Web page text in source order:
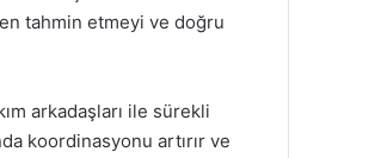
tahmin etmeyi ve doğru
arkadaşları ile sürekli
koordinasyonu artırır ve